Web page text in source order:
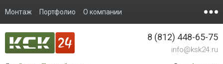
Монтаж Портфолио О компании
8 (812) 448-65-75
info@ksk24.ru